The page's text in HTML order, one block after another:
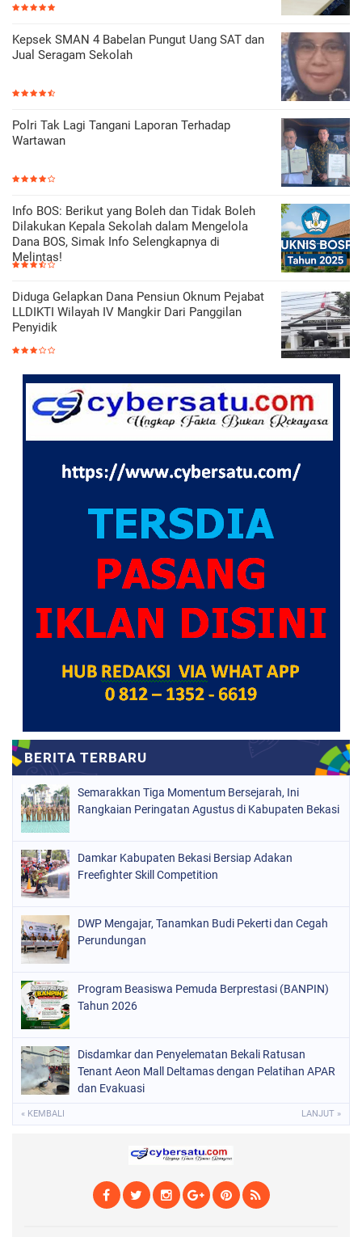
Kepsek SMAN 4 Babelan Pungut Uang SAT dan
Jual Seragam Sekolah
Polri Tak Lagi Tangani Laporan Terhadap
Wartawan
Info BOS: Berikut yang Boleh dan Tidak Boleh
Dilakukan Kepala Sekolah dalam Mengelola
Dana BOS, Simak Info Selengkapnya di
Melintas!
Diduga Gelapkan Dana Pensiun Oknum Pejabat
LLDIKTI Wilayah IV Mangkir Dari Panggilan
Penyidik
Semarakkan Tiga Momentum Bersejarah, Ini
Rangkaian Peringatan Agustus di Kabupaten Bekasi
Damkar Kabupaten Bekasi Bersiap Adakan
Freefighter Skill Competition
DWP Mengajar, Tanamkan Budi Pekerti dan Cegah
Perundungan
Program Beasiswa Pemuda Berprestasi (BANPIN)
Tahun 2026
Disdamkar dan Penyelematan Bekali Ratusan
Tenant Aeon Mall Deltamas dengan Pelatihan APAR
dan Evakuasi
« KEMBALI LANJUT »